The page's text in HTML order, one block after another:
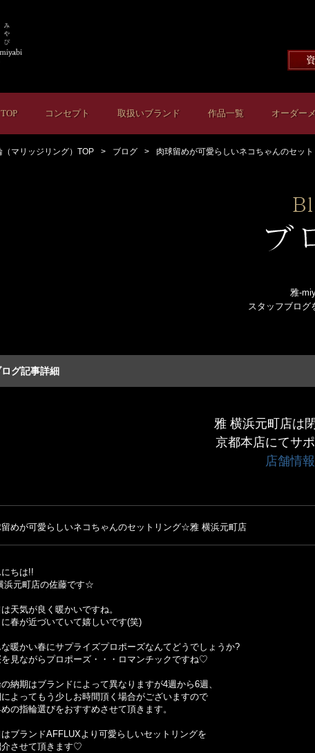
TOP コンセプト 取扱いブランド 作品一覧 オーダー
（マリッジリング）TOP ブログ 肉球留めが可愛らしいネコちゃんのセッ
雅-
スタッフブログ
ログ記事詳細
雅 横浜元町店は
京都本店にてサ
店舗情
留めが可愛らしいネコちゃんのセットリング☆雅 横浜元町店
ちは!!
浜元町店の佐藤です☆
天気が良く暖かいですね。
春が近づいていて嬉しいです(笑)
な暖かい春にサプライズプロポーズなんてどうでしょうか?
見ながらプロポーズ・・・ロマンチックですね♡
納期はブランドによって異なりますが4週から6週、
よってもう少しお時間頂く場合がございますので
の指輪選びをおすすめさせて頂きます。
ブランドAFFLUXより可愛らしいセットリングを
介させて頂きます♡